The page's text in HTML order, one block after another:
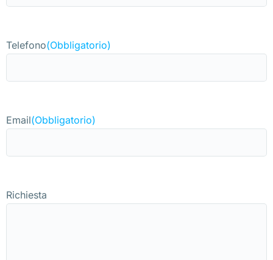
Telefono(Obbligatorio)
Email(Obbligatorio)
Richiesta